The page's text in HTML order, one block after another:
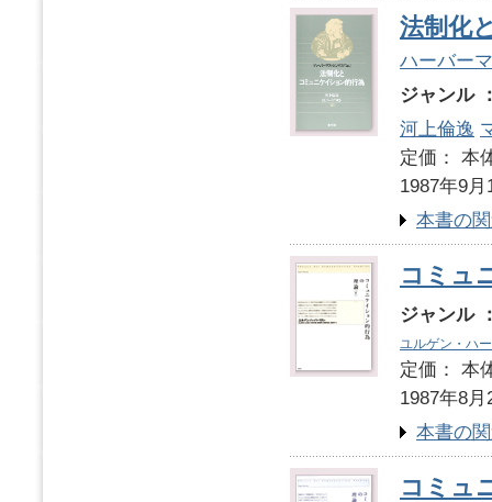
法制化
ハーバー
ジャンル
河上倫逸
定価：
1987年9月
本書の
コミュ
ジャンル
ユルゲン・ハ
定価：
1987年8月
本書の
コミュ